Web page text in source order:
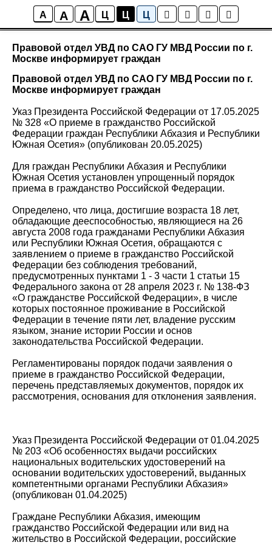
A A A Ц Ц Ц
Новости района Коптево
Правовой отдел УВД по САО ГУ МВД России по г.
Москве информирует граждан
Правовой отдел УВД по САО ГУ МВД России по г.
Москве информирует граждан
Указ Президента Российской Федерации от 17.05.2025
№ 328 «О приеме в гражданство Российской
Федерации граждан Республики Абхазия и Республики
Южная Осетия» (опубликован 20.05.2025)
Для граждан Республики Абхазия и Республики
Южная Осетия установлен упрощенный порядок
приема в гражданство Российской Федерации.
Определено, что лица, достигшие возраста 18 лет,
обладающие дееспособностью, являющиеся на 26
августа 2008 года гражданами Республики Абхазия
или Республики Южная Осетия, обращаются с
заявлением о приеме в гражданство Российской
Федерации без соблюдения требований,
предусмотренных пунктами 1 - 3 части 1 статьи 15
Федерального закона от 28 апреля 2023 г. № 138-ФЗ
«О гражданстве Российской Федерации», в числе
которых постоянное проживание в Российской
Федерации в течение пяти лет, владение русским
языком, знание истории России и основ
законодательства Российской Федерации.
Регламентированы порядок подачи заявления о
приеме в гражданство Российской Федерации,
перечень представляемых документов, порядок их
рассмотрения, основания для отклонения заявления.
Указ Президента Российской Федерации от 01.04.2025
№ 203 «Об особенностях выдачи российских
национальных водительских удостоверений на
основании водительских удостоверений, выданных
компетентными органами Республики Абхазия»
(опубликован 01.04.2025)
Граждане Республики Абхазия, имеющим
гражданство Российской Федерации или вид на
жительство в Российской Федерации, российские